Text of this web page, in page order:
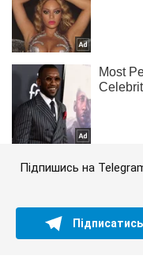
Підпишись на
Підписатись